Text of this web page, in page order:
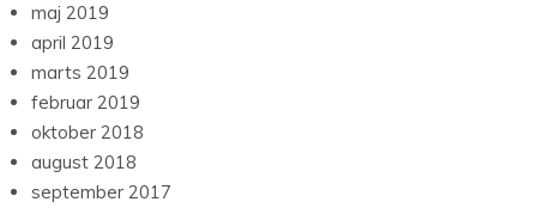
maj 2019
april 2019
marts 2019
februar 2019
oktober 2018
august 2018
september 2017